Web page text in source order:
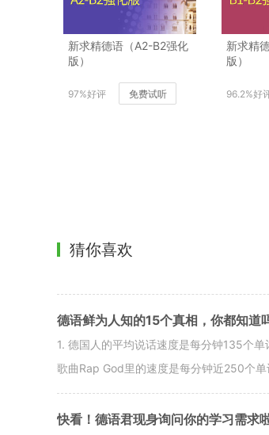
新求精德语（A2-B2强化
版）
97%好评 免费试听
新求精
版）
96.2%好
猜你喜欢
德语鲜为人知的15个真相，你都知道
1. 德国人的平均说话速度是每分钟135个
歌曲Rap God里的速度是每分钟近250个
快看！德语君现身询问你的学习需求